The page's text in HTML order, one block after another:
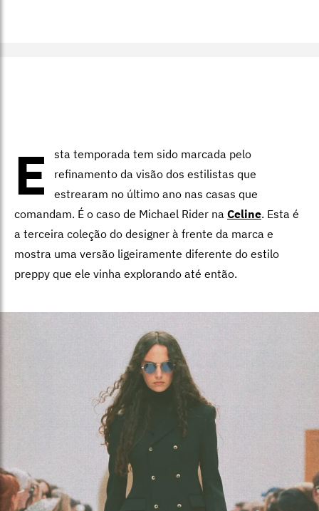
E
sta temporada tem sido marcada pelo
refinamento da visão dos estilistas que
estrearam no último ano nas casas que
comandam. É o caso de Michael Rider na Celine. Esta é
a terceira coleção do designer à frente da marca e
mostra uma versão ligeiramente diferente do estilo
preppy que ele vinha explorando até então.